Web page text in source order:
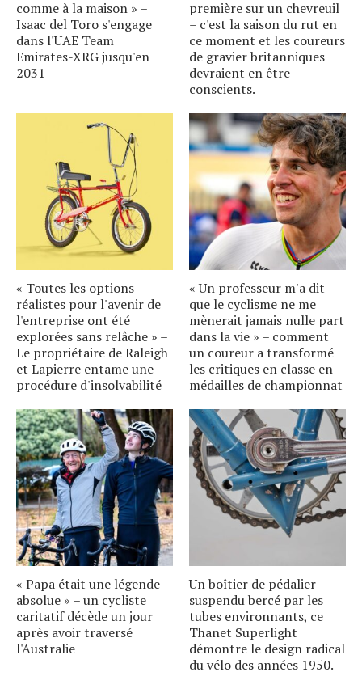
comme à la maison » –
Isaac del Toro s'engage
dans l'UAE Team
Emirates-XRG jusqu'en
2031
première sur un chevreuil
– c'est la saison du rut en
ce moment et les coureurs
de gravier britanniques
devraient en être
conscients.
« Toutes les options
réalistes pour l'avenir de
l'entreprise ont été
explorées sans relâche » –
Le propriétaire de Raleigh
et Lapierre entame une
procédure d'insolvabilité
« Un professeur m'a dit
que le cyclisme ne me
mènerait jamais nulle part
dans la vie » – comment
un coureur a transformé
les critiques en classe en
médailles de championnat
« Papa était une légende
absolue » – un cycliste
caritatif décède un jour
après avoir traversé
l'Australie
Un boîtier de pédalier
suspendu bercé par les
tubes environnants, ce
Thanet Superlight
démontre le design radical
du vélo des années 1950.